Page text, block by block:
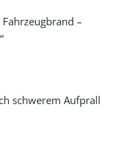
–
schwerem Aufprall